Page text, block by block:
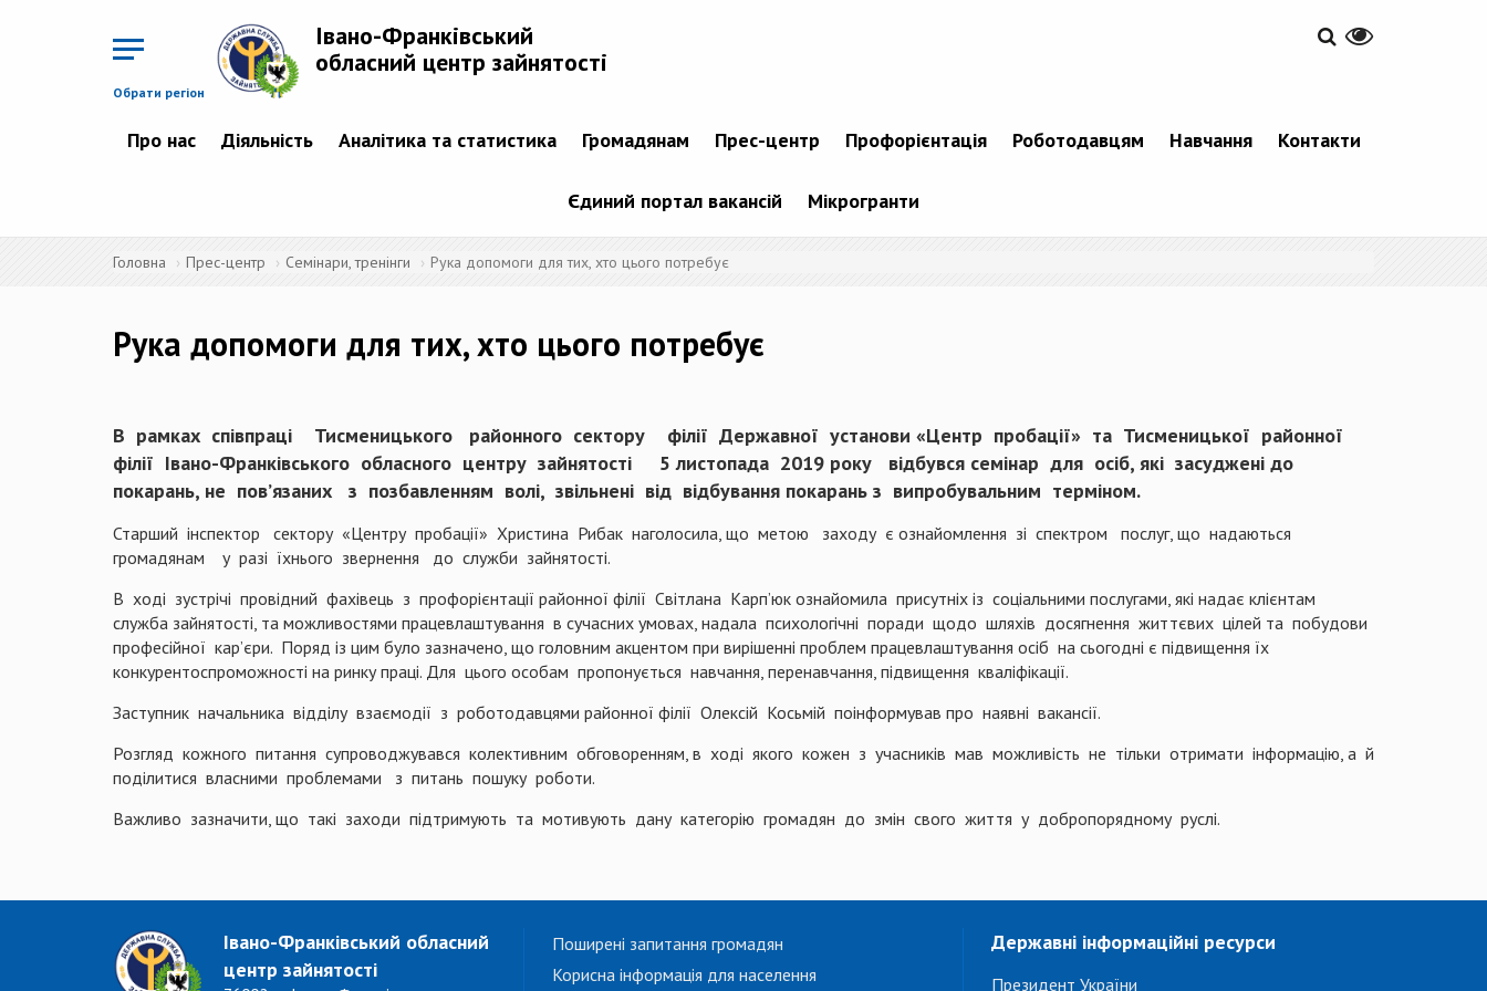
Обрати регіон
Івано-Франківський
обласний центр зайнятості
Про нас Діяльність Аналітика та статистика Громадянам Прес-центр Профорієнтація Роботодавцям Навчання Контакти
Єдиний портал вакансій Мікрогранти
Головна Прес-центр Семінари, тренінги Рука допомоги для тих, хто цього потребує
Рука допомоги для тих, хто цього потребує
В рамках співпраці Тисменицького районного сектору філії Державної установи «Центр пробації» та Тисменицької районної
філії Івано-Франківського обласного центру зайнятості 5 листопада 2019 року відбувся семінар для осіб, які засуджені до
покарань, не пов’язаних з позбавленням волі, звільнені від відбування покарань з випробувальним терміном.
Старший інспектор сектору «Центру пробації» Христина Рибак наголосила, що метою заходу є ознайомлення зі спектром послуг, що надаються
громадянам у разі їхнього звернення до служби зайнятості.
В ході зустрічі провідний фахівець з профорієнтації районної філії Світлана Карп’юк ознайомила присутніх із соціальними послугами, які надає клієнтам
служба зайнятості, та можливостями працевлаштування в сучасних умовах, надала психологічні поради щодо шляхів досягнення життєвих цілей та побудови
професійної кар’єри. Поряд із цим було зазначено, що головним акцентом при вирішенні проблем працевлаштування осіб на сьогодні є підвищення їх
конкурентоспроможності на ринку праці. Для цього особам пропонується навчання, перенавчання, підвищення кваліфікації.
Заступник начальника відділу взаємодії з роботодавцями районної філії Олексій Косьмій поінформував про наявні вакансії.
Розгляд кожного питання супроводжувався колективним обговоренням, в ході якого кожен з учасників мав можливість не тільки отримати інформацію, а й
поділитися власними проблемами з питань пошуку роботи.
Важливо зазначити, що такі заходи підтримують та мотивують дану категорію громадян до змін свого життя у добропорядному руслі.
Івано-Франківський обласний
центр зайнятості
Поширені запитання громадян
Корисна інформація для населення
Державні інформаційні ресурси
Президент України